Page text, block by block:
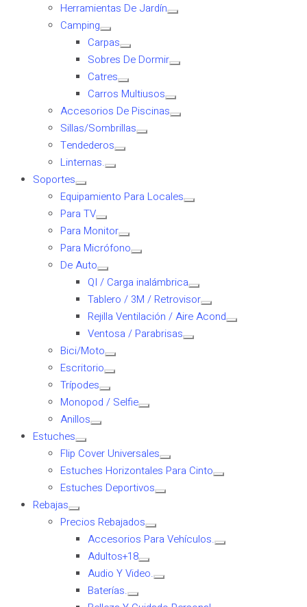
Herramientas De Jardín
Camping
Carpas
Sobres De Dormir
Catres
Carros Multiusos
Accesorios De Piscinas
Sillas/Sombrillas
Tendederos
Linternas.
Soportes
Equipamiento Para Locales
Para TV
Para Monitor
Para Micrófono
De Auto
QI / Carga inalámbrica
Tablero / 3M / Retrovisor
Rejilla Ventilación / Aire Acond
Ventosa / Parabrisas
Bici/Moto
Escritorio
Trípodes
Monopod / Selfie
Anillos
Estuches
Flip Cover Universales
Estuches Horizontales Para Cinto
Estuches Deportivos
Rebajas
Precios Rebajados
Accesorios Para Vehículos.
Adultos+18
Audio Y Video.
Baterías.